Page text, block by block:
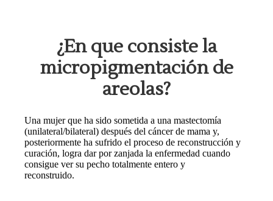
¿En que consiste la
micropigmentación de
areolas?
Una mujer que ha sido sometida a una mastectomía
(unilateral/bilateral) después del cáncer de mama y,
posteriormente ha sufrido el proceso de reconstrucción y
curación, logra dar por zanjada la enfermedad cuando
consigue ver su pecho totalmente entero y
reconstruido.